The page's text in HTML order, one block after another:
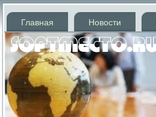
Главная Новости